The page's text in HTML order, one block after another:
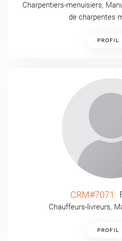
Charpentiers-menuisiers,
de charpentes
PROFIL
CRM#7071
Chauffeurs-livreurs,
PROFIL